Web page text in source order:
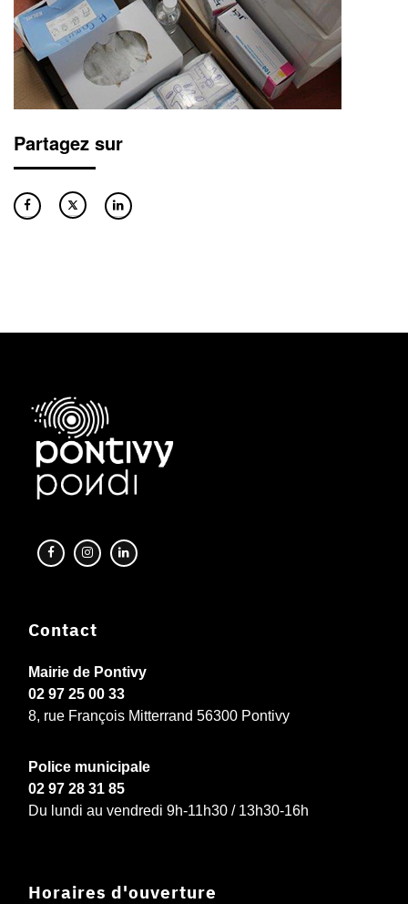
Partagez sur
Contact
Mairie de Pontivy
02 97 25 00 33
8, rue François Mitterrand 56300 Pontivy
Police municipale
02 97 28 31 85
Du lundi au vendredi 9h-11h30 / 13h30-16h
Horaires d'ouverture